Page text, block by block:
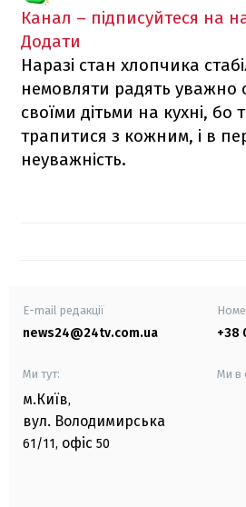
Канал – підписуйтеся на
Додати
Наразі стан хлопчика
немовляти радять уважно
своїми дітьми на кухні, бо
трапитися з кожним, і в
неуважність.
E-mail редакції
news24@24tv.com.ua +38
Ми тут:
м.Київ,
вул. Володимирська
61/11, офіс 50
Ми в